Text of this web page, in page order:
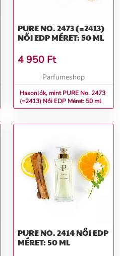
PURE NO. 2473 (=2413)
NŐI EDP MÉRET: 50 ML
4 950 Ft
Parfumeshop
Hasonlók, mint PURE No. 2473
(=2413) Női EDP Méret: 50 ml
PURE NO. 2414 NŐI EDP
MÉRET: 50 ML